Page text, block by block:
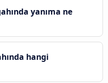
yanıma ne
hangi